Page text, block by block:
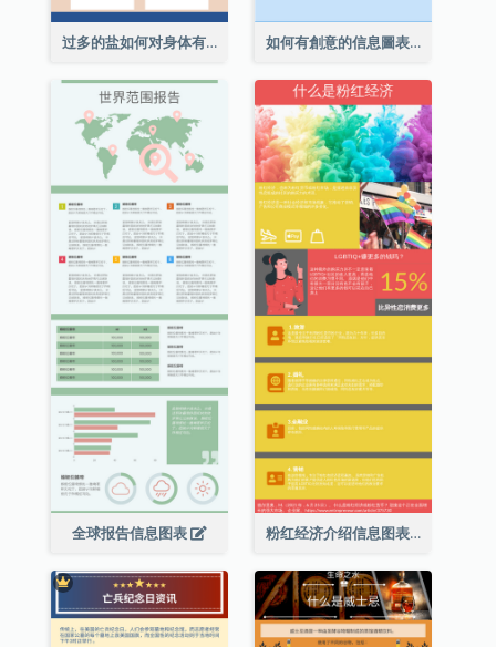
过多的盐如何对身体有害信息图表 如何有創意的信息圖表
全球报告信息图表 粉红经济介绍信息图表